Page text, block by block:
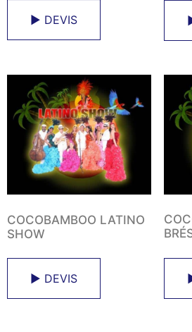
► DEVIS
COCOBAMBOO LATINO
SHOW
► DEVIS